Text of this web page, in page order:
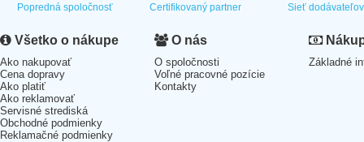
Popredná spoločnosť Certifikovaný partner Sieť dodávateľov
Všetko o nákupe
Ako nakupovať
Cena dopravy
Ako platiť
Ako reklamovať
Servisné strediská
Obchodné podmienky
Reklamačné podmienky
O nás
O spoločnosti
Voľné pracovné pozície
Kontakty
Základné